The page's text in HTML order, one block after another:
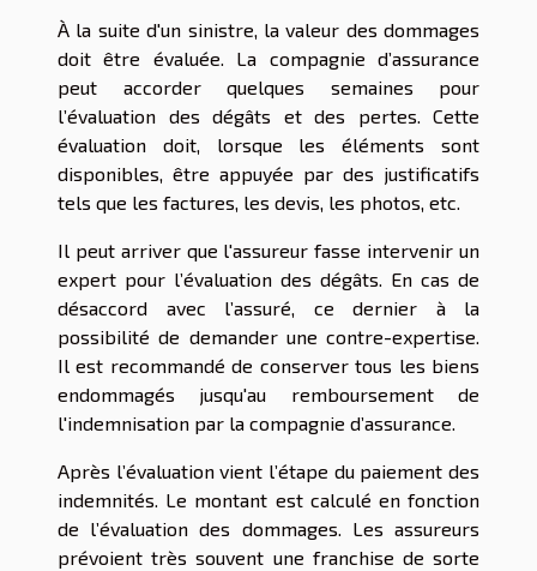
À la suite d'un sinistre, la valeur des dommages
doit être évaluée. La compagnie d’assurance
peut accorder quelques semaines pour
l’évaluation des dégâts et des pertes. Cette
évaluation doit, lorsque les éléments sont
disponibles, être appuyée par des justificatifs
tels que les factures, les devis, les photos, etc.
Il peut arriver que l'assureur fasse intervenir un
expert pour l’évaluation des dégâts. En cas de
désaccord avec l’assuré, ce dernier à la
possibilité de demander une contre-expertise.
Il est recommandé de conserver tous les biens
endommagés jusqu'au remboursement de
l'indemnisation par la compagnie d’assurance.
Après l’évaluation vient l’étape du paiement des
indemnités. Le montant est calculé en fonction
de l’évaluation des dommages. Les assureurs
prévoient très souvent une franchise de sorte